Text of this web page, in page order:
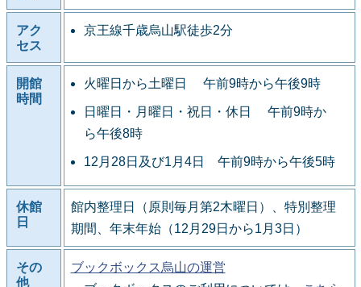
アク
セス
京王線千歳烏山駅徒歩2分
開館
時間
火曜日から土曜日 午前9時から午後9時
日曜日・月曜日・祝日・休日 午前9時か
ら午後8時
12月28日及び1月4日 午前9時から午後5時
休館
日
館内整理日（原則毎月第2木曜日）、特別整理
期間、年末年始（12月29日から1月3日）
その
他
ブックボックス烏山の運営